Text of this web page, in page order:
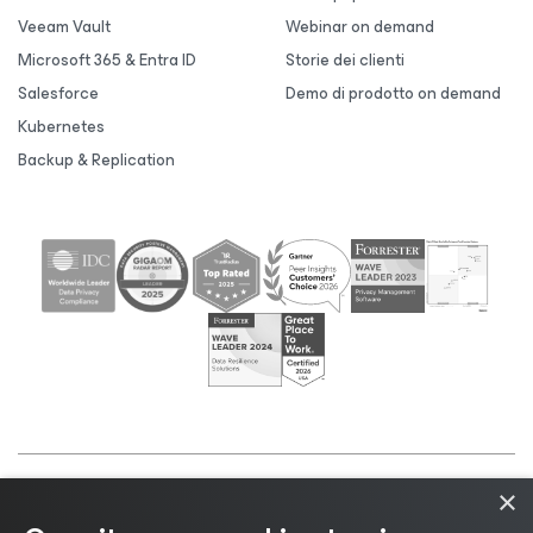
Veeam Vault
Microsoft 365 & Entra ID
Salesforce
Kubernetes
Backup & Replication
Webinar on demand
Storie dei clienti
Demo di prodotto on demand
Informativa sulla privacy
×